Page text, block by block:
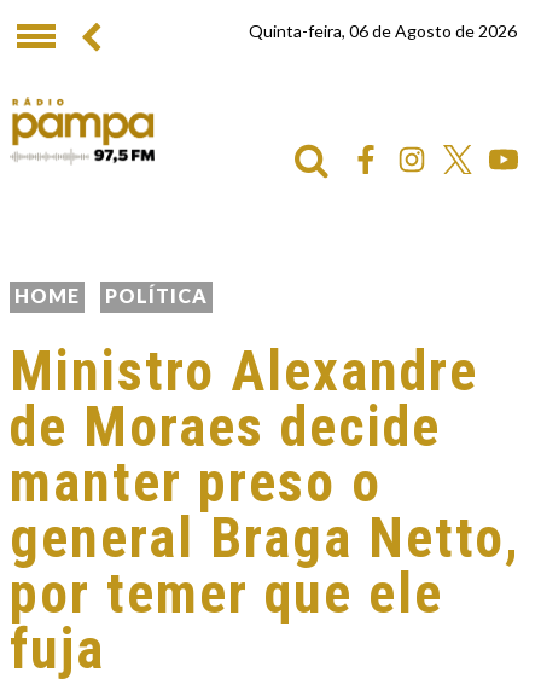
Quinta-feira, 06 de Agosto de 2026
HOME POLÍTICA
Ministro Alexandre
de Moraes decide
manter preso o
general Braga Netto,
por temer que ele
fuja